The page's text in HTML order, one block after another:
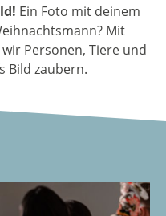
Ein Foto mit deinem
Mit
Personen, Tiere und
Bild zaubern.